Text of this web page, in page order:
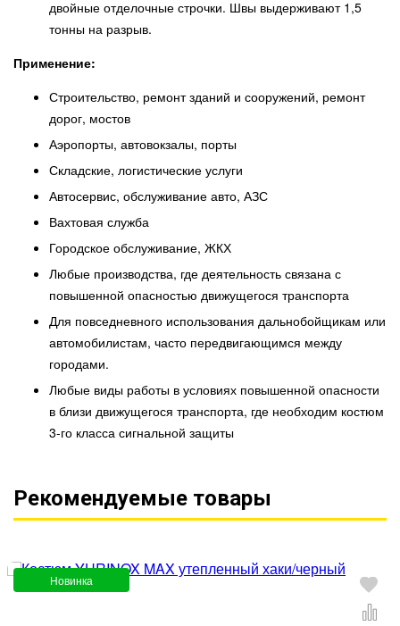
двойные отделочные строчки. Швы выдерживают 1,5
тонны на разрыв.
Применение:
Строительство, ремонт зданий и сооружений, ремонт
дорог, мостов
Аэропорты, автовокзалы, порты
Складские, логистические услуги
Автосервис, обслуживание авто, АЗС
Вахтовая служба
Городское обслуживание, ЖКХ
Любые производства, где деятельность связана с
повышенной опасностью движущегося транспорта
Для повседневного использования дальнобойщикам или
автомобилистам, часто передвигающимся между
городами.
Любые виды работы в условиях повышенной опасности
в близи движущегося транспорта, где необходим костюм
3-го класса сигнальной защиты
Рекомендуемые товары
Новинка